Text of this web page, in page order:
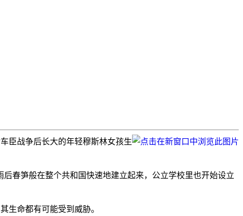
臣战争后长大的年轻穆斯林女孩生
春笋般在整个共和国快速地建立起来，公立学校里也开始设立
生命都有可能受到威胁。